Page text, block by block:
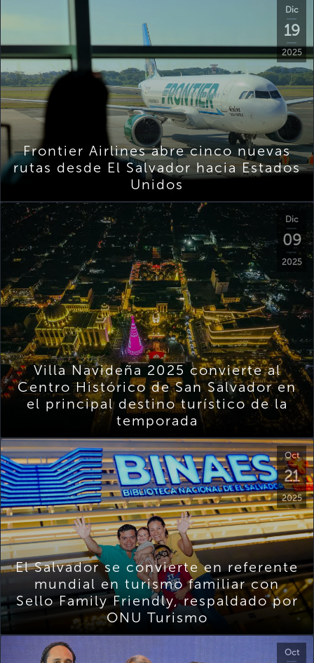
Dic
19
2025
Frontier Airlines abre cinco nuevas
rutas desde El Salvador hacia Estados
Unidos
Dic
09
2025
Villa Navideña 2025 convierte al
Centro Histórico de San Salvador en
el principal destino turístico de la
temporada
Oct
21
2025
El Salvador se convierte en referente
mundial en turismo familiar con
Sello Family Friendly, respaldado por
ONU Turismo
Oct